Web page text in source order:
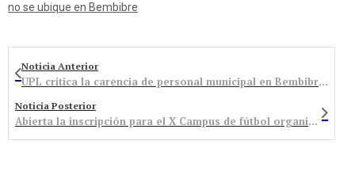
no se ubique en Bembibre
Noticia Anterior
UPL critica la carencia de personal municipal en Bembibre que aboca a la realización de más horas extraordinarias
Noticia Posterior
Abierta la inscripción para el X Campus de fútbol organizado por la Asociación de Vetaranos del Atlético Bembibre